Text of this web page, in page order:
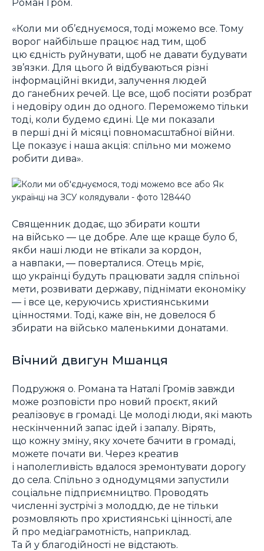
«Коли ми об’єднуємося, тоді можемо все. Тому
ворог найбільше працює над тим, щоб
цю єдність руйнувати, щоб не давати будувати
зв’язки. Для цього й відбуваються різні
інформаційні вкиди, залучення людей
до ганебних речей. Це все, щоб посіяти розбрат
і недовіру один до одного. Переможемо тільки
тоді, коли будемо єдині. Це ми показали
в перші дні й місяці повномасштабної війни.
Це показує і наша акція: спільно ми можемо
робити дива».
Священник додає, що збирати кошти
на військо ― це добре. Але ще краще було б,
якби наші люди не втікали за кордон,
а навпаки, ― поверталися. Отець мріє,
що українці будуть працювати задля спільної
мети, розвивати державу, піднімати економіку
― і все це, керуючись християнськими
цінностями. Тоді, каже він, не довелося б
збирати на військо маленькими донатами.
Вічний двигун Мшанця
Подружжя о. Романа та Наталі Громів завжди
може розповісти про новий проєкт, який
реалізовує в громаді. Це молоді люди, які мають
нескінченний запас ідей і запалу. Вірять,
що кожну зміну, яку хочете бачити в громаді,
можете почати ви. Через креатив
і наполегливість вдалося зремонтувати дорогу
до села. Спільно з однодумцями запустили
соціальне підприємництво. Проводять
численні зустрічі з молоддю, де не тільки
розмовляють про християнські цінності, але
й про медіаграмотність, наприклад.
Та й у благодійності не відстають.